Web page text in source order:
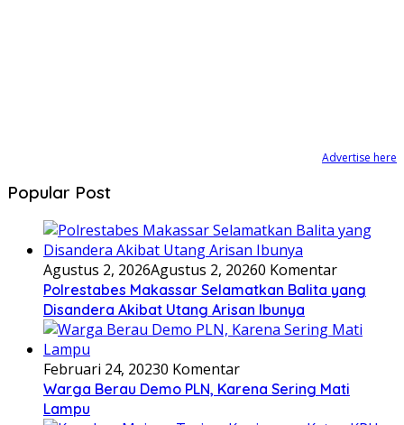
Advertise here
Popular Post
Agustus 2, 2026Agustus 2, 20260 Komentar
Polrestabes Makassar Selamatkan Balita yang
Disandera Akibat Utang Arisan Ibunya
Februari 24, 20230 Komentar
Warga Berau Demo PLN, Karena Sering Mati
Lampu